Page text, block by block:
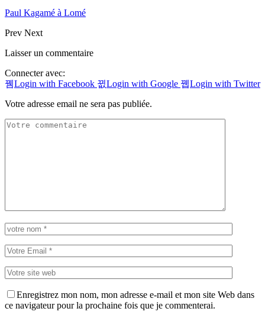
Paul Kagamé à Lomé
Prev Next
Laisser un commentaire
Connecter avec:
Login with Facebook
Login with Google
Login with Twitter
Votre adresse email ne sera pas publiée.
Enregistrez mon nom, mon adresse e-mail et mon site Web dans
ce navigateur pour la prochaine fois que je commenterai.